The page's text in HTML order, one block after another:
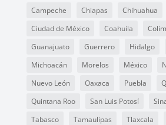
Campeche
Chiapas
Chihuahua
Ciudad de México
Coahuila
Guanajuato
Guerrero Hidalgo
Michoacán
Morelos México
Nuevo León
Oaxaca Puebla
Quintana Roo
San Luis Potosí
Tabasco
Tamaulipas Tlaxcala